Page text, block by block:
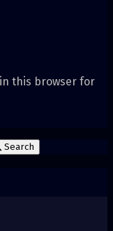
this browser for
Search